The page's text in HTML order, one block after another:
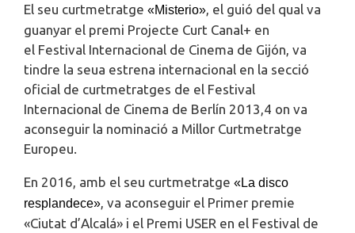
El seu curtmetratge «Misterio» , el guió del qual va
guanyar el premi Projecte Curt Canal+ en
el Festival Internacional de Cinema de Gijón, va
tindre la seua estrena internacional en la secció
oficial de curtmetratges de el Festival
Internacional de Cinema de Berlín 2013,4​ on va
aconseguir la nominació a Millor Curtmetratge
Europeu.
En 2016, amb el seu curtmetratge «La disco
resplandece» , va aconseguir el Primer premie
«Ciutat d’Alcalá» i el Premi USER en el Festival de